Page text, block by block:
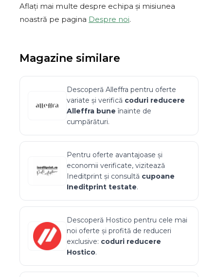
Aflați mai multe despre echipa și misiunea
noastră pe pagina Despre noi.
Magazine similare
Descoperă Alleffra pentru oferte
variate și verifică coduri reducere
Alleffra bune înainte de
cumpărături.
Pentru oferte avantajoase și
economii verificate, vizitează
Ineditprint și consultă cupoane
Ineditprint testate.
Descoperă Hostico pentru cele mai
noi oferte și profită de reduceri
exclusive: coduri reducere
Hostico.